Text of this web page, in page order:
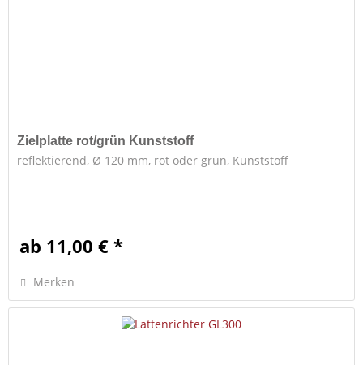
Zielplatte rot/grün Kunststoff
reflektierend, Ø 120 mm, rot oder grün, Kunststoff
ab 11,00 € *
Merken